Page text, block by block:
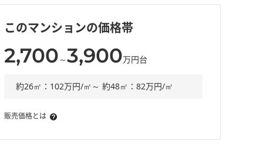
このマンションの価格帯
2,700 ～3,900万円台
約26㎡：102万円/㎡～ 約48㎡：82万円/㎡
販売価格とは